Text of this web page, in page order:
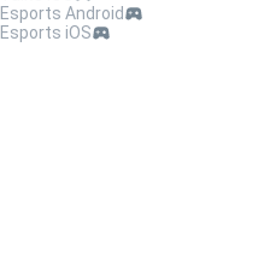
Esports Android
Esports iOS